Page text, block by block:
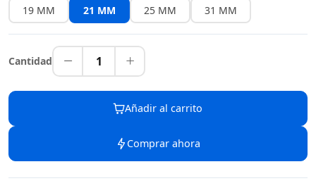
19 MM 21 MM 25 MM 31 MM
Cantidad 1
Añadir al carrito
Comprar ahora